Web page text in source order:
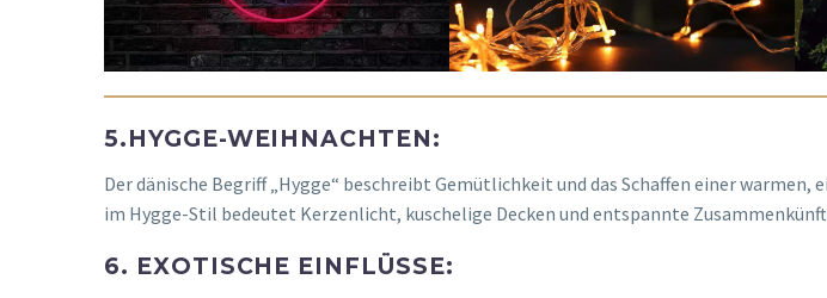
5.HYGGE-WEIHNACHTEN:
Der dänische Begriff „Hygge“ beschreibt Gemütlichkeit und das Schaffen einer warmen,
im Hygge-Stil bedeutet Kerzenlicht, kuschelige Decken und entspannte
6. EXOTISCHE EINFLÜSSE: